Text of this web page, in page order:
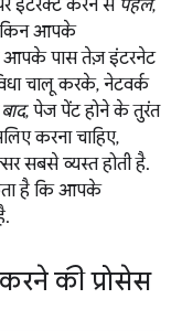
इंटरैक्ट करने से पहले,
आपके
आपके पास तेज़ इंटरनेट
चालू करके, नेटवर्क
, पेज पेंट होने के तुरंत
करना चाहिए,
सबसे व्यस्त होती है.
है कि आपके
की प्रोसेस